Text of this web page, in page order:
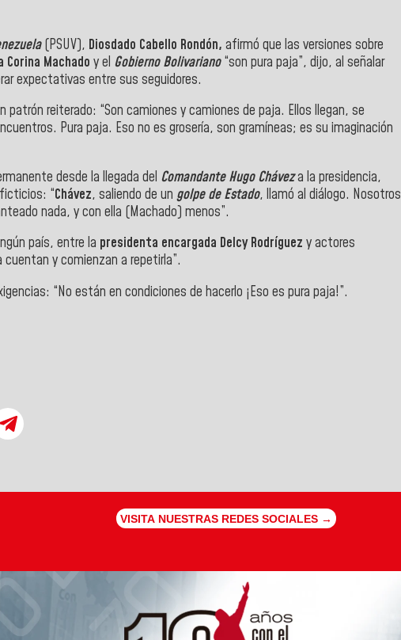
(PSUV), Diosdado Cabello Rondón, afirmó que las versiones sobre
Corina Machado y el Gobierno Bolivariano“son pura paja”, dijo, al señalar
expectativas entre sus seguidores.
reiterado: “Son camiones y camiones de paja. Ellos llegan, se
Pura paja. Eso no es grosería, son gramíneas; es su imaginación
desde la llegada del Comandante Hugo Cháveza la presidencia,
“Chávez, saliendo de un golpe de Estado, llamó al diálogo. Nosotros
nada, y con ella (Machado) menos”.
país, entre la presidenta encargada Delcy Rodríguez y actores
y comienzan a repetirla”.
“No están en condiciones de hacerlo ¡Eso es pura paja!”.
VISITA NUESTRAS REDES SOCIALES →